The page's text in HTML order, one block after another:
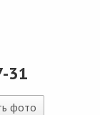
31
фото